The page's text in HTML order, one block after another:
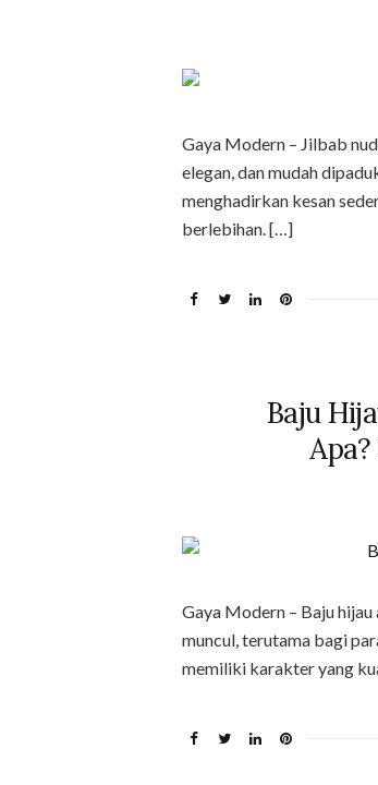
Gaya Modern – Jilbab
elegan, dan mudah
menghadirkan kesan
berlebihan. […]
Baju
Gaya Modern – Baju
muncul, terutama bagi
memiliki karakter yang